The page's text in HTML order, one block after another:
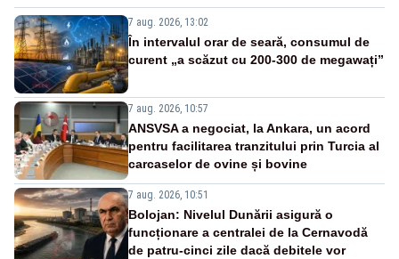
7 aug. 2026, 13:02
În intervalul orar de seară, consumul de
curent „a scăzut cu 200-300 de megawați”
7 aug. 2026, 10:57
ANSVSA a negociat, la Ankara, un acord
pentru facilitarea tranzitului prin Turcia al
carcaselor de ovine și bovine
7 aug. 2026, 10:51
Bolojan: Nivelul Dunării asigură o
funcționare a centralei de la Cernavodă
de patru-cinci zile dacă debitele vor